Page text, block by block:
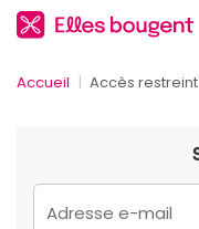
Accueil Accès restreint
Adresse e-mail